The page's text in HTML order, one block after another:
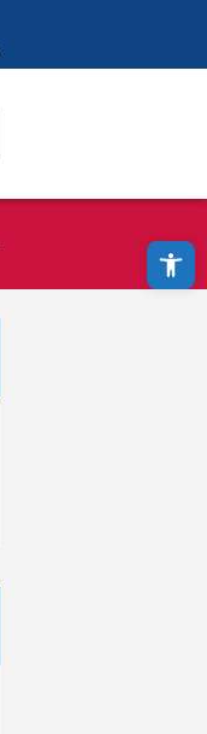
Abrir a barra de ferramentas